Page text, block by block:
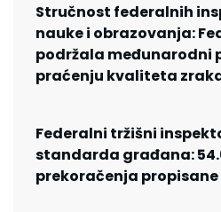
Stručnost federalnih
nauke i obrazovanja:
podržala međunarodni
praćenju kvaliteta
Federalni tržišni
standarda građana:
prekoračenja